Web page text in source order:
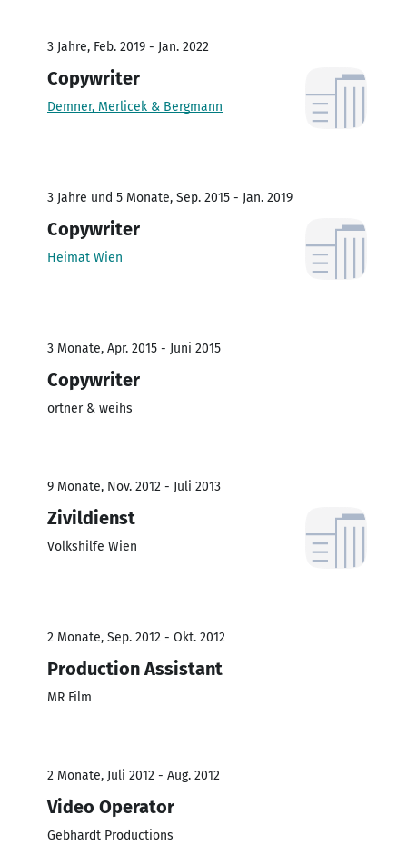
3 Jahre, Feb. 2019 - Jan. 2022
Copywriter
Demner, Merlicek & Bergmann
3 Jahre und 5 Monate, Sep. 2015 - Jan. 2019
Copywriter
Heimat Wien
3 Monate, Apr. 2015 - Juni 2015
Copywriter
ortner & weihs
9 Monate, Nov. 2012 - Juli 2013
Zivildienst
Volkshilfe Wien
2 Monate, Sep. 2012 - Okt. 2012
Production Assistant
MR Film
2 Monate, Juli 2012 - Aug. 2012
Video Operator
Gebhardt Productions